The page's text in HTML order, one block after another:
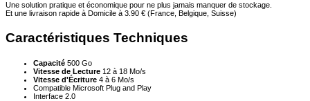
Une solution pratique et économique pour ne plus jamais manquer de stockage.
Et une livraison rapide à Domicile à 3.90 € (France, Belgique, Suisse)
Caractéristiques Techniques
Capacité 500 Go
Vitesse de Lecture 12 à 18 Mo/s
Vitesse d'Écriture 4 à 6 Mo/s
Compatible Microsoft Plug and Play
Interface 2.0